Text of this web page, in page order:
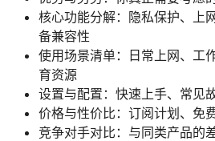
核心功能分解：隐私保护、上
备兼容性
使用场景清单：日常上网、工
育资源
设置与配置：快速上手、常见
价格与性价比：订阅计划、免
竞争对手对比：与同类产品的